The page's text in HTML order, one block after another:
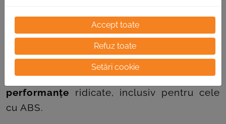
DOT 5.1
Produs având caracteristici superioare
pentru rezistență la temperaturi înalte și la
valoarea de vâscozitate, este recomandat
pentruautovehiculele cu
performanțe ridicate, inclusiv pentru cele
cu ABS.
Accept toate
Refuz toate
Setări cookie